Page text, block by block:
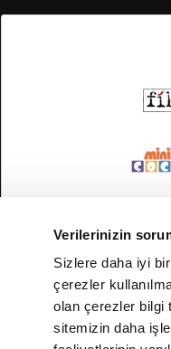
Verilerinizin
Sizlere daha iyi
çerezler
olan çerezler bilgi
sitemizin daha